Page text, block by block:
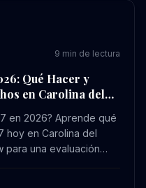
Qué Hacer y Cómo
9 min de lectura
Qué Hacer y
en Carolina del
en 2026? Aprende qué
hoy en Carolina del
para una evaluación